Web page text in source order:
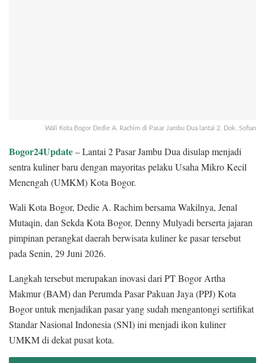
Wali Kota Bogor Dedie A. Rachim di Pasar Jambu Dua lantai 2. Dok. Sofian
Bogor24Update– Lantai 2 Pasar Jambu Dua disulap menjadi
sentra kuliner baru dengan mayoritas pelaku Usaha Mikro Kecil
Menengah (UMKM) Kota Bogor.
Wali Kota Bogor, Dedie A. Rachim bersama Wakilnya, Jenal
Mutaqin, dan Sekda Kota Bogor, Denny Mulyadi berserta jajaran
pimpinan perangkat daerah berwisata kuliner ke pasar tersebut
pada Senin, 29 Juni 2026.
Langkah tersebut merupakan inovasi dari PT Bogor Artha
Makmur (BAM) dan Perumda Pasar Pakuan Jaya (PPJ) Kota
Bogor untuk menjadikan pasar yang sudah mengantongi sertifikat
Standar Nasional Indonesia (SNI) ini menjadi ikon kuliner
UMKM di dekat pusat kota.